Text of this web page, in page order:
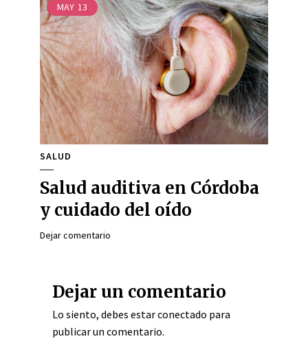
MAY 13
SALUD
Salud auditiva en Córdoba
y cuidado del oído
Dejar comentario
Dejar un comentario
Lo siento, debes estarconectado para
publicar un comentario.